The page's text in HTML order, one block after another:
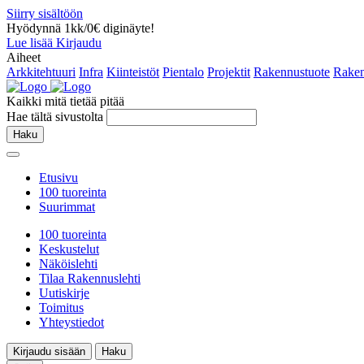
Siirry sisältöön
Hyödynnä 1kk/0€ diginäyte!
Lue lisää Kirjaudu
Aiheet
Arkkitehtuuri Infra Kiinteistöt Pientalo Projektit Rakennustuote
Kaikki mitä tietää pitää
Hae tältä sivustolta
Haku
Etusivu
100 tuoreinta
Suurimmat
100 tuoreinta
Keskustelut
Näköislehti
Tilaa Rakennuslehti
Uutiskirje
Toimitus
Yhteystiedot
Kirjaudu sisään
Haku